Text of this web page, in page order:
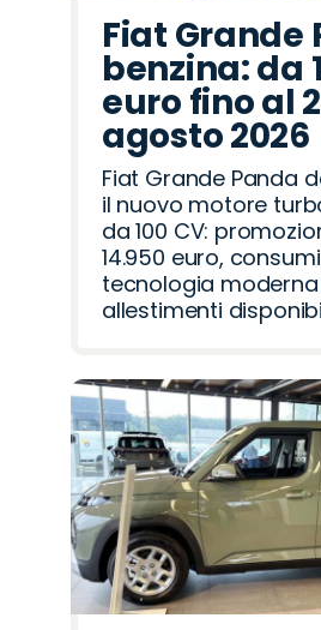
Fiat Grande
benzina: da
euro fino al
agosto 2026
Fiat Grande Panda
il nuovo motore
da 100 CV:
14.950 euro,
tecnologia
allestimenti